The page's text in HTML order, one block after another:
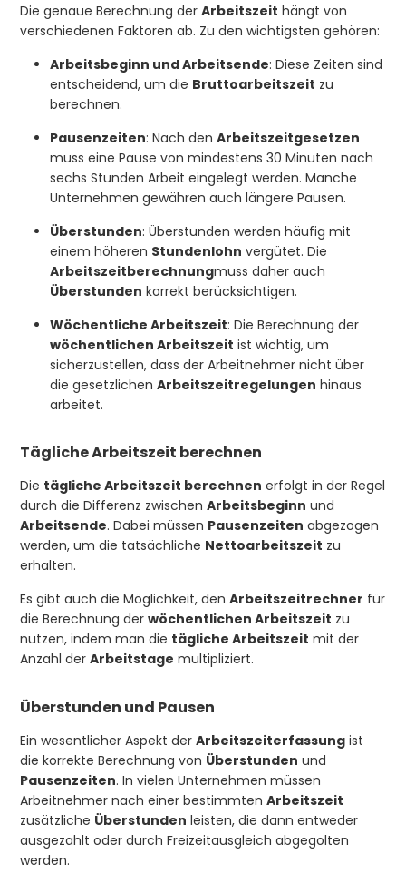
Die genaue Berechnung derArbeitszeit hängt von
verschiedenen Faktoren ab. Zu den wichtigsten gehören:
Arbeitsbeginn und Arbeitsende: Diese Zeiten sind
entscheidend, um die Bruttoarbeitszeit zu
berechnen.
Pausenzeiten: Nach denArbeitszeitgesetzen
muss eine Pause von mindestens 30 Minuten nach
sechs Stunden Arbeit eingelegt werden. Manche
Unternehmen gewähren auch längere Pausen.
Überstunden: Überstunden werden häufig mit
einem höheren Stundenlohn vergütet. Die
Arbeitszeitberechnungmuss daher auch
Überstunden korrekt berücksichtigen.
Wöchentliche Arbeitszeit: Die Berechnung der
wöchentlichen Arbeitszeit ist wichtig, um
sicherzustellen, dass der Arbeitnehmer nicht über
die gesetzlichenArbeitszeitregelungen hinaus
arbeitet.
Tägliche Arbeitszeit berechnen
Die tägliche Arbeitszeit berechnen erfolgt in der Regel
durch die Differenz zwischenArbeitsbeginn und
Arbeitsende. Dabei müssen Pausenzeiten abgezogen
werden, um die tatsächliche Nettoarbeitszeit zu
erhalten.
Es gibt auch die Möglichkeit, denArbeitszeitrechner für
die Berechnung derwöchentlichen Arbeitszeit zu
nutzen, indem man die tägliche Arbeitszeit mit der
Anzahl derArbeitstage multipliziert.
Überstunden und Pausen
Ein wesentlicher Aspekt derArbeitszeiterfassung ist
die korrekte Berechnung von Überstunden und
Pausenzeiten. In vielen Unternehmen müssen
Arbeitnehmer nach einer bestimmtenArbeitszeit
zusätzliche Überstunden leisten, die dann entweder
ausgezahlt oder durch Freizeitausgleich abgegolten
werden.